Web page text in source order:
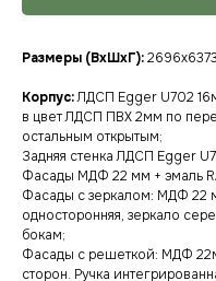
Размеры (ВхШхГ):
Корпус:ЛДСП Egger U702
в цвет ЛДСП ПВХ 2мм по
остальным открытым;
Задняя стенка ЛДСП Egger
Фасады МДФ 22 мм + эмаль
Фасады с зеркалом: МДФ 22
односторонняя, зеркало
бокам;
Фасады с решеткой: МДФ
сторон. Ручка
НУЖНА